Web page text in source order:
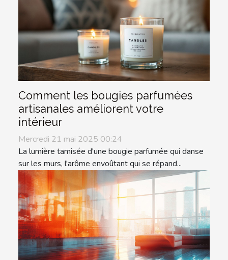
Comment les bougies parfumées
artisanales améliorent votre
intérieur
Mercredi 21 mai 2025 00:24
La lumière tamisée d'une bougie parfumée qui danse
sur les murs, l'arôme envoûtant qui se répand...